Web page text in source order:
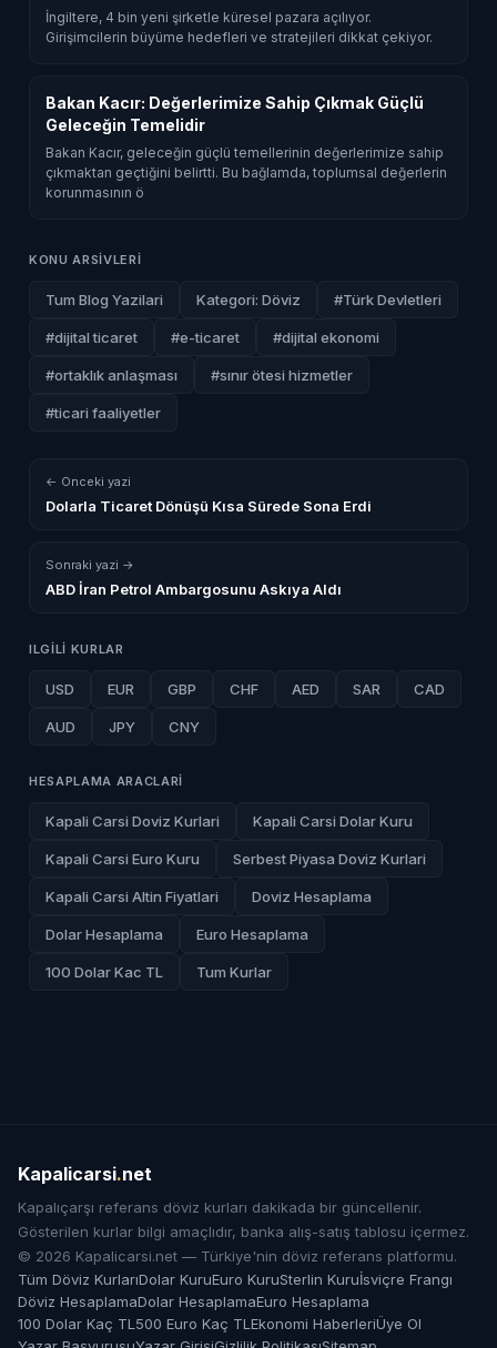
İngiltere, 4 bin yeni şirketle küresel pazara açılıyor.
Girişimcilerin büyüme hedefleri ve stratejileri dikkat çekiyor.
Bakan Kacır: Değerlerimize Sahip Çıkmak Güçlü
Geleceğin Temelidir
Bakan Kacır, geleceğin güçlü temellerinin değerlerimize sahip
çıkmaktan geçtiğini belirtti. Bu bağlamda, toplumsal değerlerin
korunmasının ö
KONU ARSIVLERI
Tum Blog Yazilari Kategori: Döviz #Türk Devletleri
#dijital ticaret #e-ticaret #dijital ekonomi
#ortaklık anlaşması #sınır ötesi hizmetler
#ticari faaliyetler
← Onceki yazi
Dolarla Ticaret Dönüşü Kısa Sürede Sona Erdi
Sonraki yazi →
ABD İran Petrol Ambargosunu Askıya Aldı
ILGILI KURLAR
USD EUR GBP CHF AED SAR CAD
AUD JPY CNY
HESAPLAMA ARACLARI
Kapali Carsi Doviz Kurlari Kapali Carsi Dolar Kuru
Kapali Carsi Euro Kuru Serbest Piyasa Doviz Kurlari
Kapali Carsi Altin Fiyatlari Doviz Hesaplama
Dolar Hesaplama Euro Hesaplama
100 Dolar Kac TL Tum Kurlar
Kapalicarsi.net
Kapalıçarşı referans döviz kurları dakikada bir güncellenir.
Gösterilen kurlar bilgi amaçlıdır, banka alış-satış tablosu içermez.
© 2026 Kapalicarsi.net — Türkiye'nin döviz referans platformu.
Tüm Döviz KurlarıDolar KuruEuro KuruSterlin Kuruİsviçre Frangı
Döviz HesaplamaDolar HesaplamaEuro Hesaplama
100 Dolar Kaç TL 500 Euro Kaç TL Ekonomi HaberleriÜye Ol